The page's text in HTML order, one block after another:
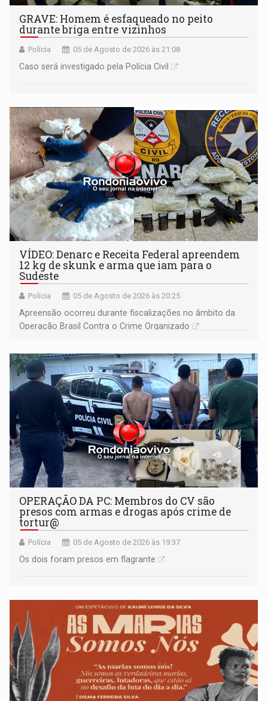
GRAVE: Homem é esfaqueado no peito
durante briga entre vizinhos
Polícia 05 de Agosto de 2026 às 21:08
Caso será investigado pela Polícia Civil
VÍDEO: Denarc e Receita Federal apreendem
12 kg de skunk e arma que iam para o
Sudeste
Polícia 05 de Agosto de 2026 às 20:25
Apreensão ocorreu durante fiscalizações no âmbito da
Operação Brasil Contra o Crime Organizado
OPERAÇÃO DA PC: Membros do CV são
presos com armas e drogas após crime de
tortur@
Polícia 05 de Agosto de 2026 às 19:37
Os dois foram presos em flagrante